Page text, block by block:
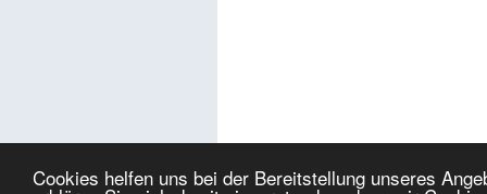
Cookies helfen uns bei der Bereitstellung unseres